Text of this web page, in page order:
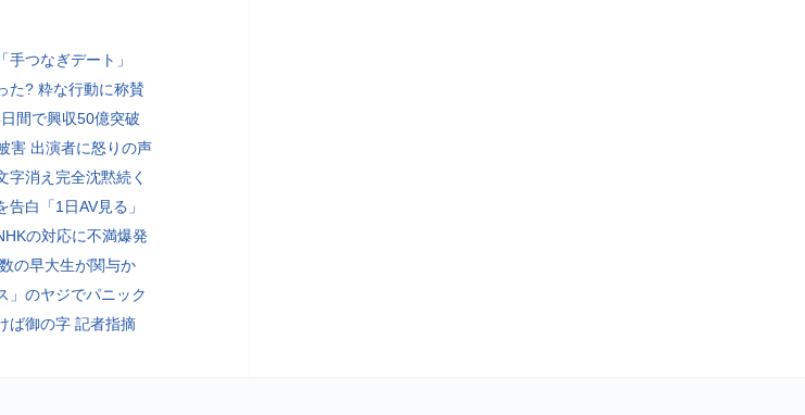
手つなぎデート」
た? 粋な行動に称賛
間で興収50億突破
害 出演者に怒りの声
字消え完全沈黙続く
告白「1日AV見る」
の対応に不満爆発
の早大生が関与か
」のヤジでパニック
ば御の字 記者指摘